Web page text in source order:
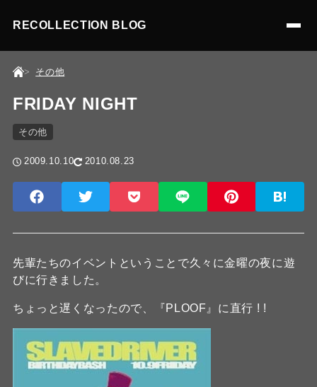
RECOLLECTION BLOG
その他
FRIDAY NIGHT
その他
2009.10.10 2010.08.23
先輩たちのイベントということで久々に金曜の夜に遊
びに行きました。
ちょっと遅くなったので、『PLOOF』に直行 ! !